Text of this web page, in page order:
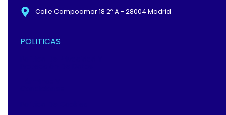
Calle Campoamor 18 2º A - 28004 Madrid
POLITICAS